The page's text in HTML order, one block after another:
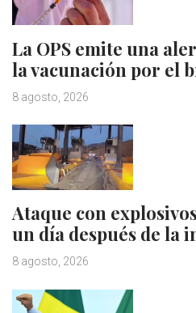
La OPS emite una
la vacunación por el
8 agosto, 2026
Ataque con
un día después de la
8 agosto, 2026